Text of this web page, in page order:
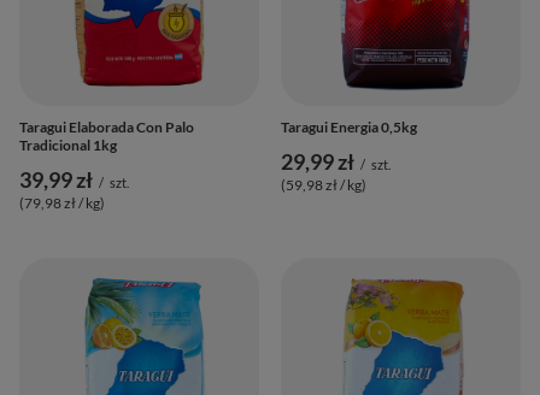
Taragui Elaborada Con Palo
Tradicional 1kg
39,99 zł / szt.
(79,98 zł / kg)
Taragui Energia 0,5kg
29,99 zł / szt.
(59,98 zł / kg)